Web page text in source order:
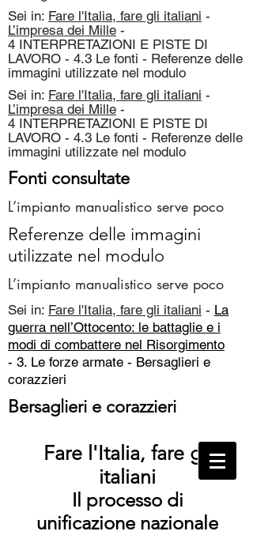
Sei in: Fare l'Italia, fare gli italiani -
L’impresa dei Mille -
4 INTERPRETAZIONI E PISTE DI
LAVORO - 4.3 Le fonti - Referenze delle
immagini utilizzate nel modulo
Sei in: Fare l'Italia, fare gli italiani -
L’impresa dei Mille -
4 INTERPRETAZIONI E PISTE DI
LAVORO - 4.3 Le fonti - Referenze delle
immagini utilizzate nel modulo
Fonti consultate
L’impianto manualistico serve poco
Referenze delle immagini
utilizzate nel modulo
L’impianto manualistico serve poco
Sei in: Fare l'Italia, fare gli italiani - La
guerra nell’Ottocento: le battaglie e i
modi di combattere nel Risorgimento
- 3. Le forze armate - Bersaglieri e
corazzieri
Bersaglieri e corazzieri
Fare l'Italia, fare gli
italiani
Il processo di
unificazione nazionale